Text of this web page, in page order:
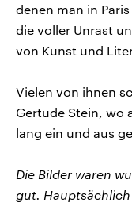
denen man in
die voller Unrast
von Kunst und
Vielen von ihnen
Gertude Stein, wo
lang ein und aus
Die Bilder waren
gut.